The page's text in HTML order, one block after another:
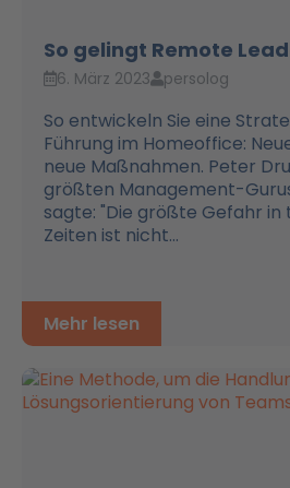
So gelingt Remote
6. März 2023 persolog
So entwickeln Sie eine
Führung im Homeoffice:
neue Maßnahmen. Peter
größten Management-
sagte: "Die größte Gefahr
Zeiten ist nicht...
Mehr lesen